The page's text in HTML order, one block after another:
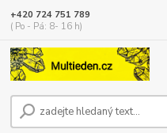
+420 724 751 789
( Po - Pá: 8- 16 h)